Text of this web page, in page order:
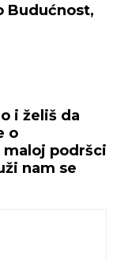
Budućnost,
i želiš da
o
podršci
nam se